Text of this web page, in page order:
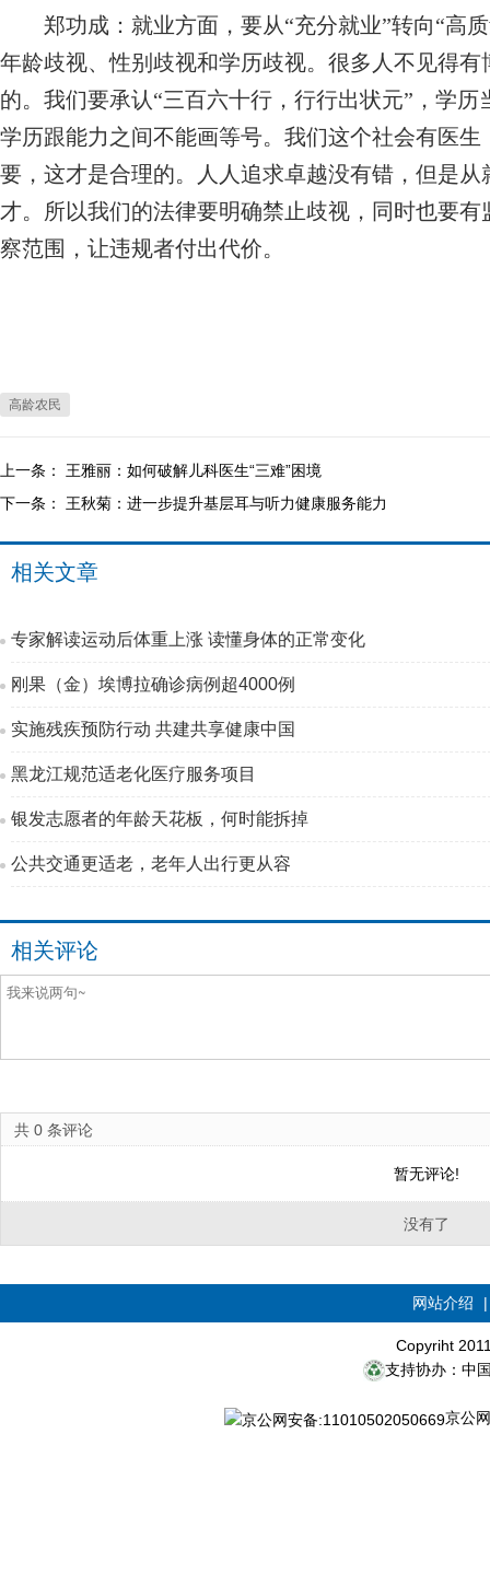
郑功成： 就业方面，要从“充分就业”转向“高
年龄歧视、性别歧视和学历歧视。很多人不见得
的。我们要承认“三百六十行，行行出状元”，学
学历跟能力之间不能画等号。我们这个社会有医
要，这才是合理的。人人追求卓越没有错，但是
才。所以我们的法律要明确禁止歧视，同时也要
察范围，让违规者付出代价。
高龄农民
上一条： 王雅丽：如何破解儿科医生“三难”困境
下一条： 王秋菊：进一步提升基层耳与听力健康服务能力
相关文章
专家解读运动后体重上涨 读懂身体的正常变化
刚果（金）埃博拉确诊病例超4000例
实施残疾预防行动 共建共享健康中国
黑龙江规范适老化医疗服务项目
银发志愿者的年龄天花板，何时能拆掉
公共交通更适老，老年人出行更从容
相关评论
共 0 条评论
暂无评论!
没有了
网站介绍
Copyriht
支持协办：中
京公